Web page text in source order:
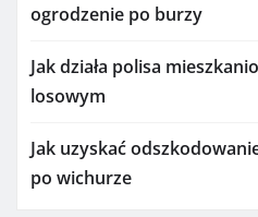
ogrodzenie po burzy
Jak działa polisa
losowym
Jak uzyskać
po wichurze